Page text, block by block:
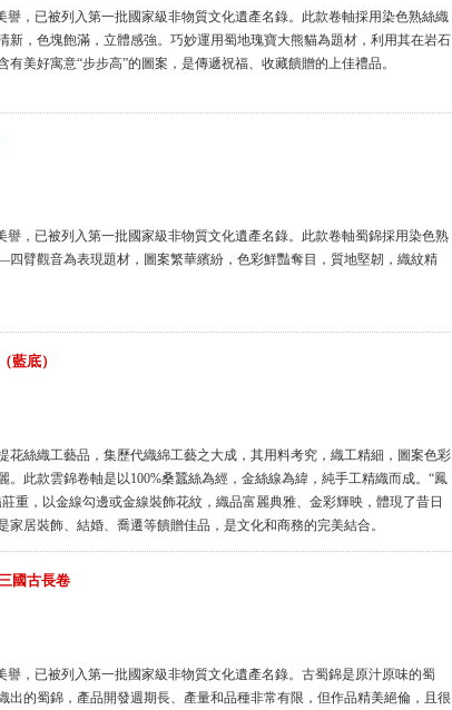
譽，已被列入第一批國家級非物質文化遺產名錄。此款卷軸採用染色熟絲織
新，色塊飽滿，立體感強。巧妙運用蜀地瑰寶大熊貓為題材，利用其在岩石
美好寓意“步步高”的圖案，是傳遞祝福、收藏饋贈的上佳禮品。
譽，已被列入第一批國家級非物質文化遺產名錄。此款卷軸蜀錦採用染色熟
臂觀音為表現題材，圖案繁華繽紛，色彩鮮豔奪目，質地堅韌，織紋精
藍底）
花絲織工藝品，集歷代織綿工藝之大成，其用料考究，織工精細，圖案色彩
。此款雲錦卷軸是以100%桑蠶絲為經，金絲線為緯，純手工精織而成。“鳳
重，以金線勾邊或金線裝飾花紋，織品富麗典雅、金彩輝映，體現了昔日
家居裝飾、結婚、喬遷等饋贈佳品，是文化和商務的完美結合。
國古長卷
譽，已被列入第一批國家級非物質文化遺產名錄。古蜀錦是原汁原味的蜀
出的蜀錦，產品開發週期長、產量和品種非常有限，但作品精美絕倫，且很